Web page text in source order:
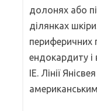
долонях або
ділянках
периферичних
ендокардиту і
ІЕ. Лінії